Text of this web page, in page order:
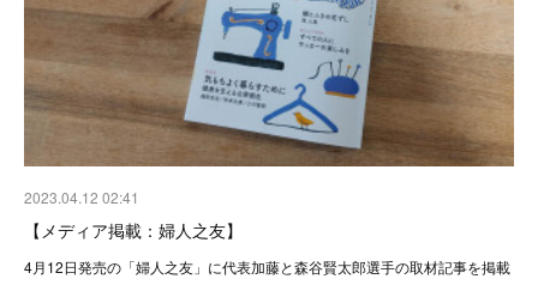
2023.04.12 02:41
【メディア掲載：婦人之友】
4月12日発売の「婦人之友」に代表加藤と森谷賢太郎選手の取材記事を掲載